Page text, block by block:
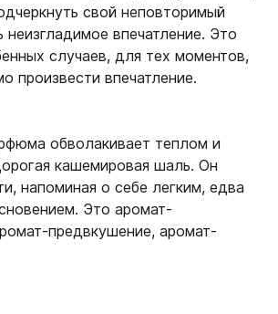
свой неповторимый
неизгладимое впечатление. Это
случаев, для тех моментов,
произвести впечатление.
обволакивает теплом и
кашемировая шаль. Он
напоминая о себе легким, едва
Это аромат-
предвкушение, аромат-